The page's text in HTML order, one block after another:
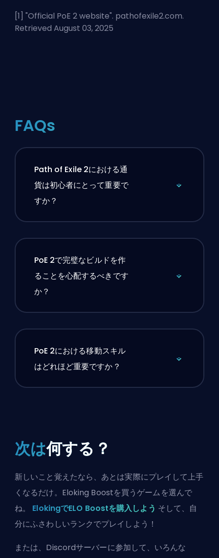
[1] "Official PoE 2 website". pathofexile2.com.
Retrieved August 03, 2025
FAQs
Path of Exile 2における通
貨は初心者にとって重要で
すか？
PoE 2で完璧なビルドを作
ることを心配するべきです
か？
PoE 2における移動スキル
はどれほど重要ですか？
次は何する？
新しいこと覚えたなら、あとは実際にプレイして上手
くなるだけ。Eloking Boostを買うゲームを選んで
ね。 ElokingでELO Boostを購入しよう そして、自
分にふさわしいランクでプレイしよう！
または、 Discordサーバーに参加して、いろんな